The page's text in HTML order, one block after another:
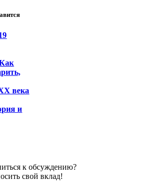
века
и
к обсуждению?
свой вклад!